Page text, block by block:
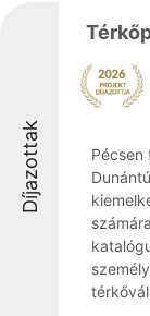
Díjazottak
Pécsen